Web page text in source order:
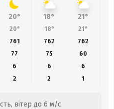
20° 18° 21°
20° 18° 21°
761 762 762
77 75 60
6 6
6
2 2 1
вітер до 6 м/с.